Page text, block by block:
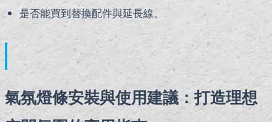
是否能買到替換配件與延長線。
氣氛燈條安裝與使用建議：打造理想